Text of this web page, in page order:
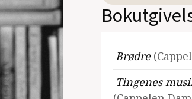
Brødre
Tingenes